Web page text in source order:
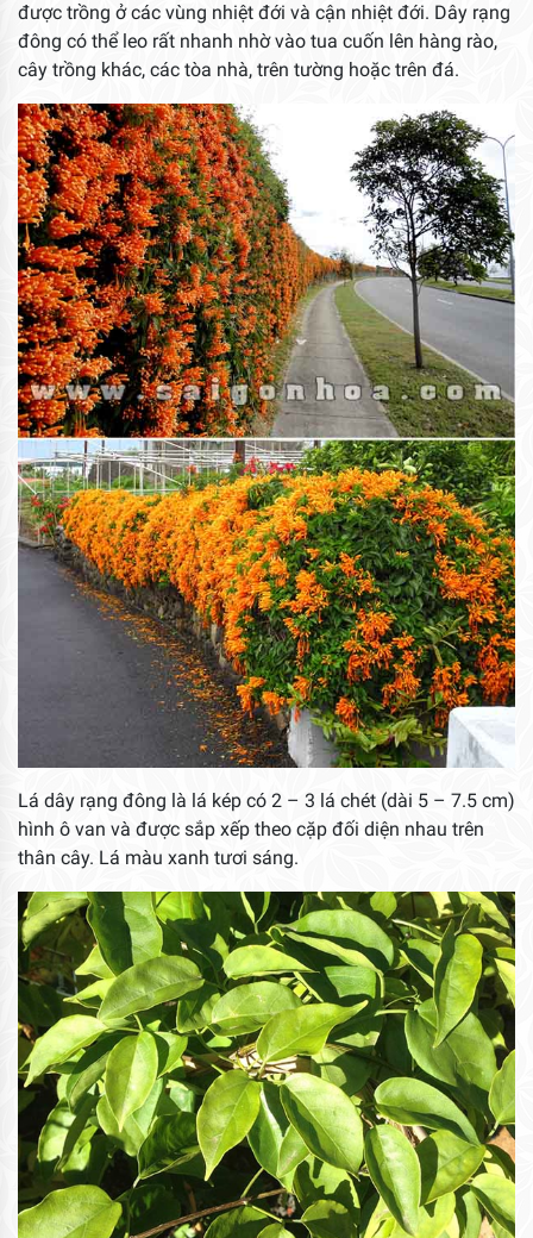
được trồng ở các vùng nhiệt đới và cận nhiệt đới. Dây rạng
đông có thể leo rất nhanh nhờ vào tua cuốn lên hàng rào,
cây trồng khác, các tòa nhà, trên tường hoặc trên đá.
Lá dây rạng đông là lá kép có 2 – 3 lá chét (dài 5 – 7.5 cm)
hình ô van và được sắp xếp theo cặp đối diện nhau trên
thân cây. Lá màu xanh tươi sáng.